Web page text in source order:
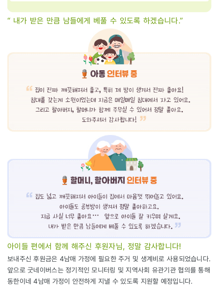
“ 내가 받은 만큼 남들에게 베풀 수 있도록 하겠습니다.”
아이들 편에서 함께 해주신 후원자님, 정말 감사합니다!
보내주신 후원금은 4남매 가정에 필요한 주거 및 생계비로 사용되었습니다.
앞으로 굿네이버스는 정기적인 모니터링 및 지역사회 유관기관 협의를 통해
동한이네 4남매 가정이 안전하게 지낼 수 있도록 지원할 예정입니다.